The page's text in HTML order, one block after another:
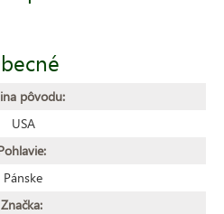
pôvodu:
USA
Pánske
Značka: